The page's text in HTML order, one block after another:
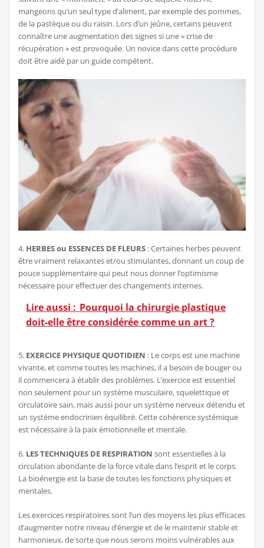
mangeons qu’un seul type d’aliment, par exemple des pommes,
de la pastèque ou du raisin. Lors d’un jeûne, certains peuvent
connaître une augmentation des signes si une « crise de
récupération » est provoquée. Un novice dans cette procédure
doit être aidé par un guide compétent.
4. HERBES ou ESSENCES DE FLEURS : Certaines herbes peuvent
être vraiment relaxantes et/ou stimulantes, donnant un coup de
pouce supplémentaire qui peut nous donner l’optimisme
nécessaire pour effectuer des changements internes.
Lire aussi : Pourquoi la chirurgie plastique
doit-elle être considérée comme un art ?
5. EXERCICE PHYSIQUE QUOTIDIEN : Le corps est une machine
vivante, et comme toutes les machines, il a besoin de bouger ou
il commencera à établir des problèmes. L’exercice est essentiel
non seulement pour un système musculaire, squelettique et
circulatoire sain, mais aussi pour un système nerveux détendu et
un système endocrinien équilibré. Cette cohérence systémique
est nécessaire à la paix émotionnelle et mentale.
6. LES TECHNIQUES DE RESPIRATION sont essentielles à la
circulation abondante de la force vitale dans l’esprit et le corps.
La bioénergie est la base de toutes les fonctions physiques et
mentales.
Les exercices respiratoires sont l’un des moyens les plus efficaces
d’augmenter notre niveau d’énergie et de le maintenir stable et
harmonieux, de sorte que nous serons moins vulnérables aux